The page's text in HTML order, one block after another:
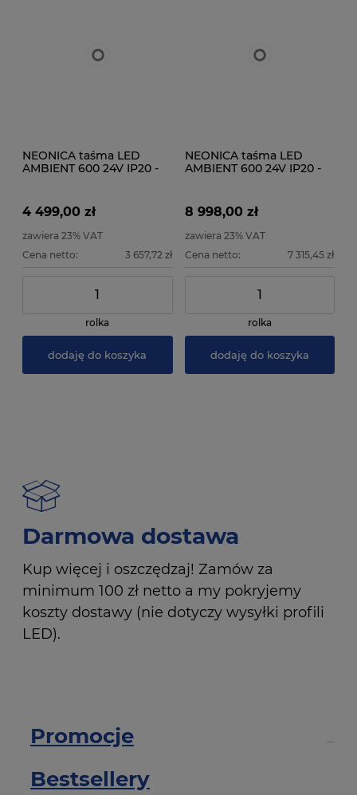
NEONICA taśma LED
AMBIENT 600 24V IP20 -
4 499,00 zł
zawiera 23% VAT
Cena netto:
3 657,72 zł
rolka
dodaję do koszyka
NEONICA taśma LED
AMBIENT 600 24V IP20 -
8 998,00 zł
zawiera 23% VAT
Cena netto:
7 315,45 zł
rolka
dodaję do koszyka
Darmowa dostawa
Kup więcej i oszczędzaj! Zamów za
minimum 100 zł netto a my pokryjemy
koszty dostawy (nie dotyczy wysyłki profili
LED).
Promocje
Bestsellery